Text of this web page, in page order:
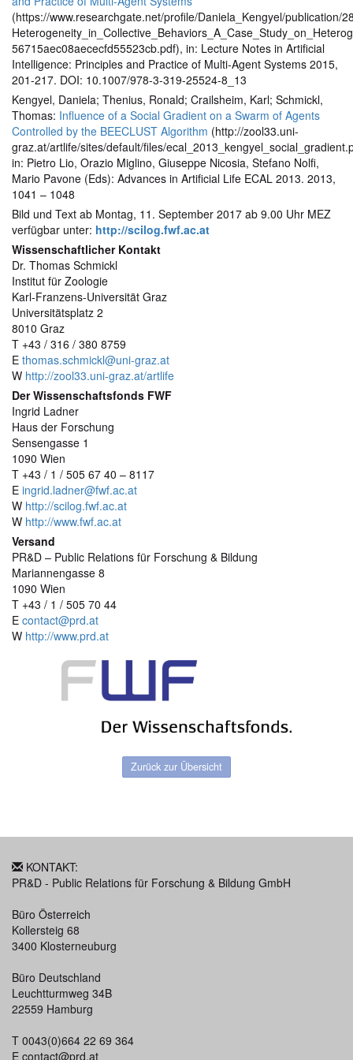
(https://www.researchgate.net/profile/Daniela_Kengyel/publication/
56715aec08aececfd55523cb.pdf), in: Lecture Notes in Artificial
Intelligence: Principles and Practice of Multi-Agent Systems 2015,
201-217. DOI: 10.1007/978-3-319-25524-8_13
Kengyel, Daniela; Thenius, Ronald; Crailsheim, Karl; Schmickl,
Thomas: Influence of a Social Gradient on a Swarm of Agents
Controlled by the BEECLUST Algorithm (http://zool33.uni-
graz.at/artlife/sites/default/files/
in: Pietro Lio, Orazio Miglino, Giuseppe Nicosia, Stefano Nolfi,
Mario Pavone (Eds): Advances in Artificial Life ECAL 2013. 2013,
1041 – 1048
Bild und Text ab Montag, 11. September 2017 ab 9.00 Uhr MEZ
verfügbar unter: http://scilog.fwf.ac.at
Wissenschaftlicher Kontakt
Dr. Thomas Schmickl
Institut für Zoologie
Karl-Franzens-Universität Graz
Universitätsplatz 2
8010 Graz
T +43 / 316 / 380 8759
E thomas.schmickl@uni-graz.at
W http://zool33.uni-graz.at/artlife
Der Wissenschaftsfonds FWF
Ingrid Ladner
Haus der Forschung
Sensengasse 1
1090 Wien
T +43 / 1 / 505 67 40 – 8117
E ingrid.ladner@fwf.ac.at
W http://scilog.fwf.ac.at
W http://www.fwf.ac.at
Versand
PR&D – Public Relations für Forschung & Bildung
Mariannengasse 8
1090 Wien
T +43 / 1 / 505 70 44
E contact@prd.at
W http://www.prd.at
Zurück zur Übersicht
KONTAKT:
PR&D - Public Relations für Forschung & Bildung GmbH
Büro Österreich
Kollersteig 68
3400 Klosterneuburg
Büro Deutschland
Leuchtturmweg 34B
22559 Hamburg
T 0043(0)664 22 69 364
E contact@prd.at